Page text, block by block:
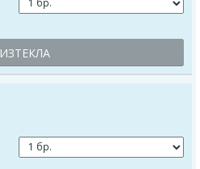
ИЗТЕКЛА